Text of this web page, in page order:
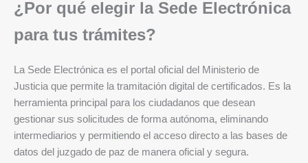
¿Por qué elegir la Sede Electrónica
para tus trámites?
La Sede Electrónica es el portal oficial del Ministerio de
Justicia que permite la tramitación digital de certificados. Es la
herramienta principal para los ciudadanos que desean
gestionar sus solicitudes de forma autónoma, eliminando
intermediarios y permitiendo el acceso directo a las bases de
datos del juzgado de paz de manera oficial y segura.